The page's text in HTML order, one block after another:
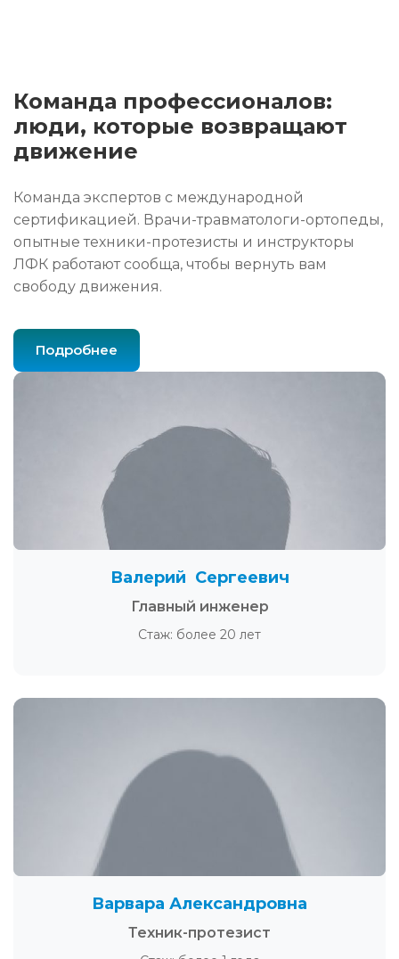
Команда профессионалов:
люди, которые возвращают
движение
Команда экспертов с международной
сертификацией. Врачи-травматологи-ортопеды,
опытные техники-протезисты и инструкторы
ЛФК работают сообща, чтобы вернуть вам
свободу движения.
Подробнее
Валерий Сергеевич
Главный инженер
Стаж: более 20 лет
Варвара Александровна
Техник-протезист